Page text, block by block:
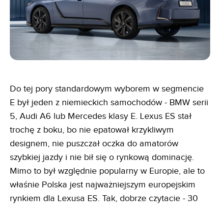
Do tej pory standardowym wyborem w segmencie
E był jeden z niemieckich samochodów - BMW serii
5, Audi A6 lub Mercedes klasy E. Lexus ES stał
trochę z boku, bo nie epatował krzykliwym
designem, nie puszczał oczka do amatorów
szybkiej jazdy i nie bił się o rynkową dominację.
Mimo to był względnie popularny w Europie, ale to
właśnie Polska jest najważniejszym europejskim
rynkiem dla Lexusa ES. Tak, dobrze czytacie - 30